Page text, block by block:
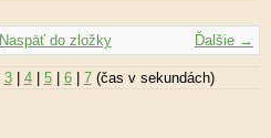
Ďalšie →
Naspäť do zložky
3| 4| 5| 6| 7(čas v sekundách)